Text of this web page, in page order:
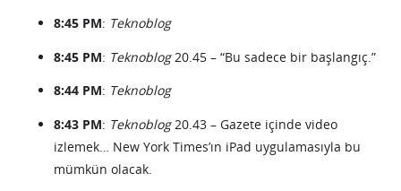
8:45 PM: Teknoblog
8:45 PM: Teknoblog20.45 – “Bu sadece bir başlangıç.”
8:44 PM: Teknoblog
8:43 PM: Teknoblog20.43 – Gazete içinde video
izlemek… New York Times’ın iPad uygulamasıyla bu
mümkün olacak.